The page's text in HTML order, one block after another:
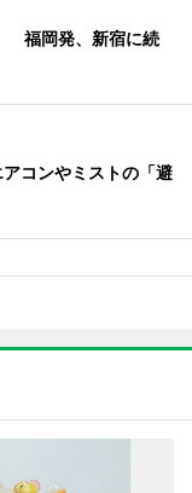
福岡発、新宿に続
コンやミストの「避